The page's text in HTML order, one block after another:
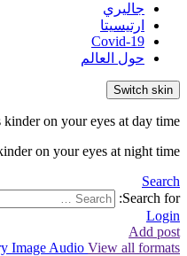
جاليري
ارتيسيتا
Covid-19
حول العالم
Switch skin
on your eyes at day time.
on your eyes at night time.
Search
Search for:
Login
Add post
Image Audio View all formats